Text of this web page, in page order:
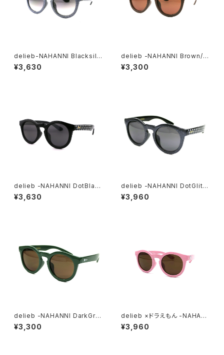
delieb-NAHANNI Blacksilv
erGlitter/Smokehalf- BAB
Ysize
¥3,630
delieb -NAHANNI Brown/Br
own- KIDSsize
¥3,300
delieb -NAHANNI DotBlac
k/Smoke- KIDSsize
¥3,630
delieb -NAHANNI DotGlitte
r/Smoke- KIDSsize
¥3,960
delieb -NAHANNI DarkGre
en/Brown- KIDSsize
¥3,300
delieb ×ドラえもん -NAHAN
NI MilkyPink/Brown-
¥3,960